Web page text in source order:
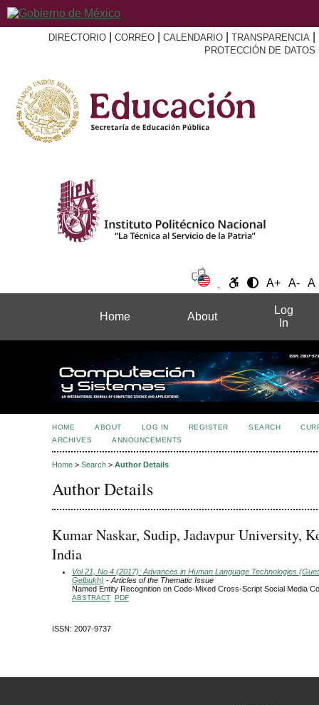
DIRECTORIO CORREO CALENDARIO TRANSPARENCIA
PROTECCIÓN DE DATOS
A+ A- A
Home About
Log
In
HOME ABOUT LOG IN REGISTER SEARCH
ARCHIVES
ANNOUNCEMENTS
Home > Search > Author Details
Author Details
Kumar Naskar, Sudip, Jadavpur University,
India
Vol 21, No 4 (2017): Advances in Human Language Technologies
Gelbukh) - Articles of the Thematic Issue
Named Entity Recognition on Code-Mixed Cross-Script Social Media
ABSTRACT PDF
ISSN: 2007-9737